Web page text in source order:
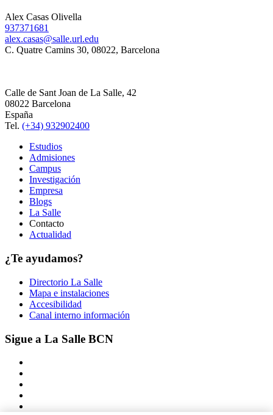
Alex Casas Olivella
937371681
alex.casas@salle.url.edu
C. Quatre Camins 30, 08022, Barcelona
Calle de Sant Joan de La Salle, 42
08022 Barcelona
España
Tel. (+34) 932902400
Estudios
Admisiones
Campus
Investigación
Empresa
Blogs
La Salle
Contacto
Actualidad
¿Te ayudamos?
Directorio La Salle
Mapa e instalaciones
Accesibilidad
Canal interno información
Sigue a La Salle BCN